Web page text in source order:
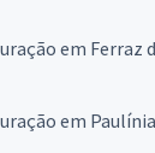
em Ferraz
em Paulínia